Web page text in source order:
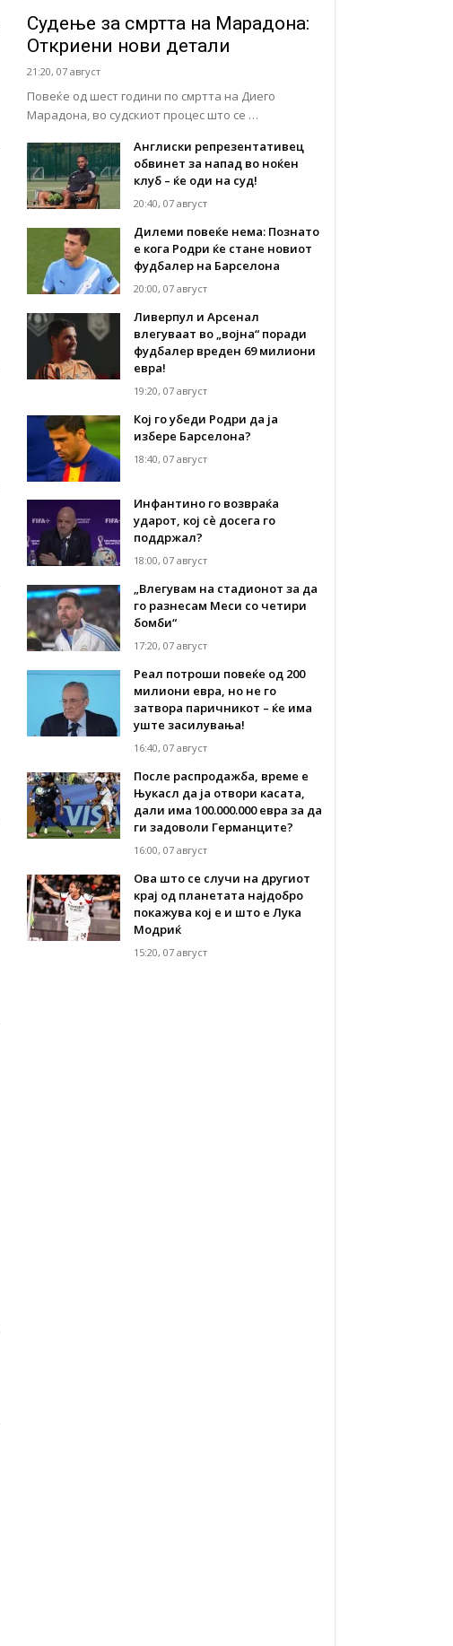
Судење за смртта на Марадона:
Откриени нови детали
21:20, 07 август
Повеќе од шест години по смртта на Диего
Марадона, во судскиот процес што се …
Англиски репрезентативец
обвинет за напад во ноќен
клуб – ќе оди на суд!
20:40, 07 август
Дилеми повеќе нема: Познато
е кога Родри ќе стане новиот
фудбалер на Барселона
20:00, 07 август
Ливерпул и Арсенал
влегуваат во „војна“ поради
фудбалер вреден 69 милиони
евра!
19:20, 07 август
Кој го убеди Родри да ја
избере Барселона?
18:40, 07 август
Инфантино го возвраќа
ударот, кој сè досега го
поддржал?
18:00, 07 август
„Влегувам на стадионот за да
го разнесам Меси со четири
бомби“
17:20, 07 август
Реал потроши повеќе од 200
милиони евра, но не го
затвора паричникот – ќе има
уште засилувања!
16:40, 07 август
После распродажба, време е
Њукасл да ја отвори касата,
дали има 100.000.000 евра за да
ги задоволи Германците?
16:00, 07 август
Ова што се случи на другиот
крај од планетата најдобро
покажува кој е и што е Лука
Модриќ
15:20, 07 август